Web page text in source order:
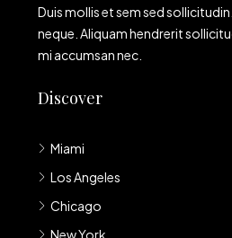
Duis mollis et sem sed
neque. Aliquam hendrerit
mi accumsan nec.
Discover
Miami
Los Angeles
Chicago
New York